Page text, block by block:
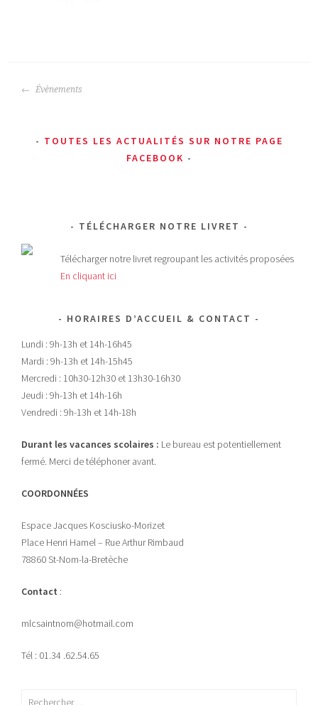
NAVIGATION
Évènements
TOUTES LES ACTUALITÉS SUR NOTRE PAGE
FACEBOOK
TÉLÉCHARGER NOTRE LIVRET
Télécharger notre livret regroupant les activités proposées
En cliquant ici
HORAIRES D’ACCUEIL & CONTACT
Lundi : 9h-13h et 14h-16h45
Mardi : 9h-13h et 14h-15h45
Mercredi : 10h30-12h30 et 13h30-16h30
Jeudi : 9h-13h et 14h-16h
Vendredi : 9h-13h et 14h-18h
Durant les vacances scolaires : Le bureau est potentiellement
fermé. Merci de téléphoner avant.
COORDONNÉES
Espace Jacques Kosciusko-Morizet
Place Henri Hamel – Rue Arthur Rimbaud
78860 St-Nom-la-Bretèche
Contact :
mlcsaintnom@hotmail.com
Tél : 01.34 .62.54.65
Rechercher :